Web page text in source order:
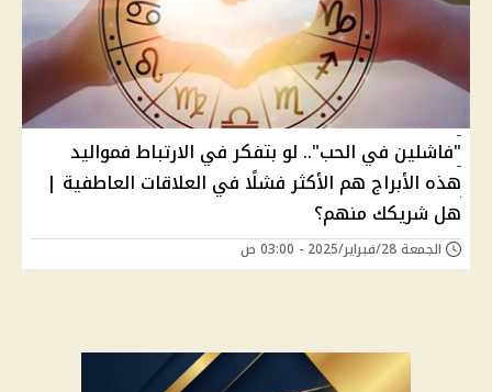
"فاشلين في الحب".. لو بتفكر في الارتباط فمواليد
هذه الأبراج هم الأكثر فشلًا في العلاقات العاطفية |
هل شريكك منهم؟
الجمعة 28/فبراير/2025 - 03:00 ص